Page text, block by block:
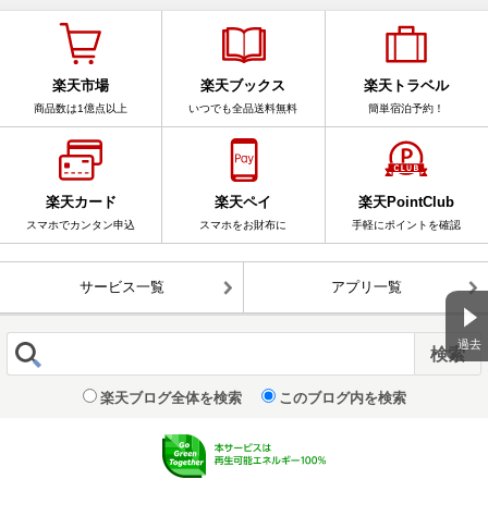
過去
楽天市場
商品数は1億点以上
楽天ブックス
いつでも全品送料無料
楽天トラベル
簡単宿泊予約！
楽天カード
スマホでカンタン申込
楽天ペイ
スマホをお財布に
楽天PointClub
手軽にポイントを確認
サービス一覧 アプリ一覧
楽天ブログ全体を検索 このブログ内を検索